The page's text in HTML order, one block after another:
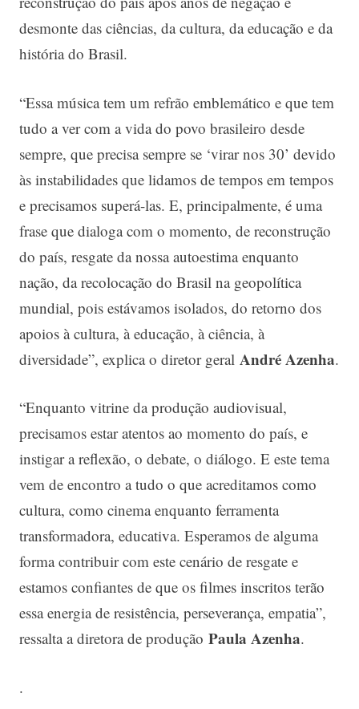
desmonte das ciências, da cultura, da educação e da
história do Brasil.
“Essa música tem um refrão emblemático e que tem
tudo a ver com a vida do povo brasileiro desde
sempre, que precisa sempre se ‘virar nos 30’ devido
às instabilidades que lidamos de tempos em tempos
e precisamos superá-las. E, principalmente, é uma
frase que dialoga com o momento, de reconstrução
do país, resgate da nossa autoestima enquanto
nação, da recolocação do Brasil na geopolítica
mundial, pois estávamos isolados, do retorno dos
apoios à cultura, à educação, à ciência, à
diversidade”, explica o diretor geral André Azenha.
“Enquanto vitrine da produção audiovisual,
precisamos estar atentos ao momento do país, e
instigar a reflexão, o debate, o diálogo. E este tema
vem de encontro a tudo o que acreditamos como
cultura, como cinema enquanto ferramenta
transformadora, educativa. Esperamos de alguma
forma contribuir com este cenário de resgate e
estamos confiantes de que os filmes inscritos terão
essa energia de resistência, perseverança, empatia”,
ressalta a diretora de produção Paula Azenha.
.